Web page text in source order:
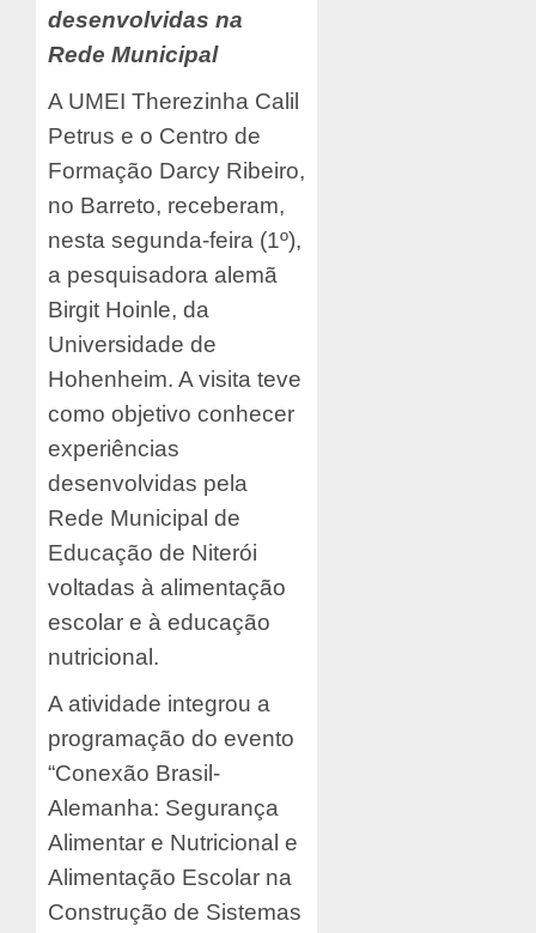
desenvolvidas na
Rede Municipal
A UMEI Therezinha Calil
Petrus e o Centro de
Formação Darcy Ribeiro,
no Barreto, receberam,
nesta segunda-feira (1º),
a pesquisadora alemã
Birgit Hoinle, da
Universidade de
Hohenheim. A visita teve
como objetivo conhecer
experiências
desenvolvidas pela
Rede Municipal de
Educação de Niterói
voltadas à alimentação
escolar e à educação
nutricional.
A atividade integrou a
programação do evento
“Conexão Brasil-
Alemanha: Segurança
Alimentar e Nutricional e
Alimentação Escolar na
Construção de Sistemas